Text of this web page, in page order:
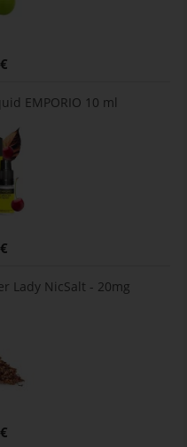
EMPORIO 10 ml
Lady NicSalt - 20mg